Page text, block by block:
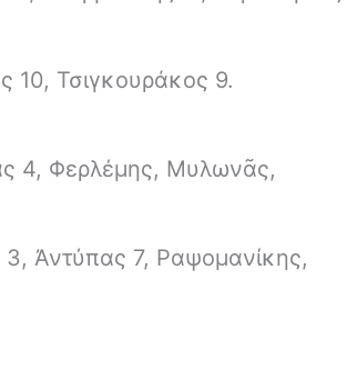
Τσιγκουράκος 9.
4, Φερλέμης, Μυλωνᾶς,
Ἀντύπας 7, Ραψομανίκης,